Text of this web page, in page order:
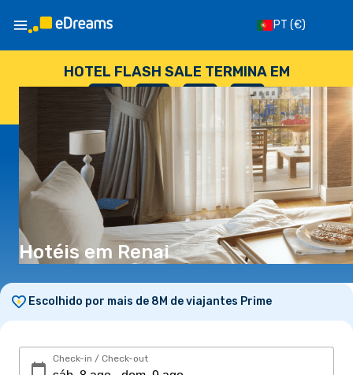
PT (€)
HOTEL FLASH SALE TERMINA EM
--
DIAS
: --
HORAS
: --
SEGUNDOS
Hotéis em Renai
Escolhido por mais de 8M de viajantes Prime
Check-in / Check-out